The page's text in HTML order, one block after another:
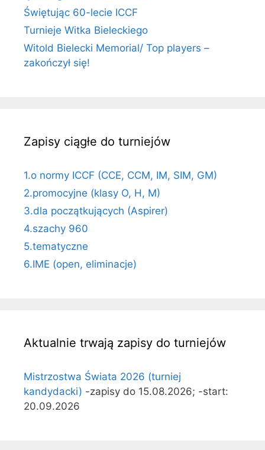
Świętując 60-lecie ICCF
Turnieje Witka Bieleckiego
Witold Bielecki Memorial/ Top players –
zakończył się!
Zapisy ciągłe do turniejów
1.o normy ICCF (CCE, CCM, IM, SIM, GM)
2.promocyjne (klasy O, H, M)
3.dla początkujących (Aspirer)
4.szachy 960
5.tematyczne
6.IME (open, eliminacje)
Aktualnie trwają zapisy do turniejów
Mistrzostwa Świata 2026 (turniej
kandydacki) -zapisy do 15.08.2026; -start:
20.09.2026